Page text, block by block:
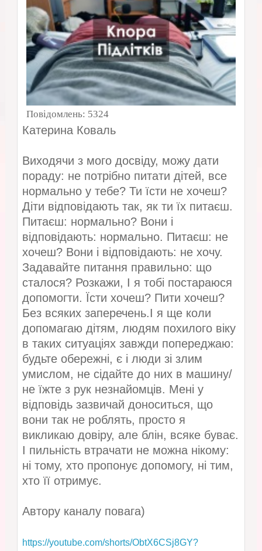
Повідомлень: 5324
Катерина Коваль
Виходячи з мого досвіду, можу дати
пораду: не потрібно питати дітей, все
нормально у тебе? Ти їсти не хочеш?
Діти відповідають так, як ти їх питаєш.
Питаєш: нормально? Вони і
відповідають: нормально. Питаєш: не
хочеш? Вони і відповідають: не хочу.
Задавайте питання правильно: що
сталося? Розкажи, І я тобі постараюся
допомогти. Їсти хочеш? Пити хочеш?
Без всяких заперечень.І я ще коли
допомагаю дітям, людям похилого віку
в таких ситуаціях завжди попереджаю:
будьте обережні, є і люди зі злим
умислом, не сідайте до них в машину/
не їжте з рук незнайомців. Мені у
відповідь зазвичай доноситься, що
вони так не роблять, просто я
викликаю довіру, але блін, всяке буває.
І пильність втрачати не можна нікому:
ні тому, хто пропонує допомогу, ні тим,
хто її отримує.
Автору каналу повага)
https://youtube.com/shorts/ObtX6CSj8GY?